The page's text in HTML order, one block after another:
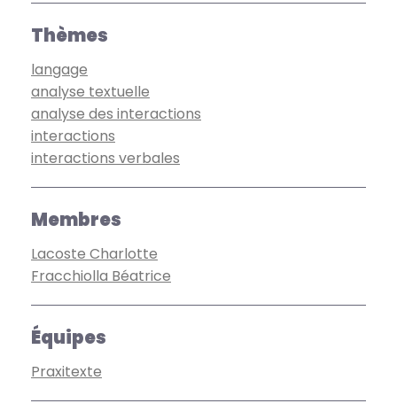
Thèmes
langage
analyse textuelle
analyse des interactions
interactions
interactions verbales
Membres
Lacoste Charlotte
Fracchiolla Béatrice
Équipes
Praxitexte